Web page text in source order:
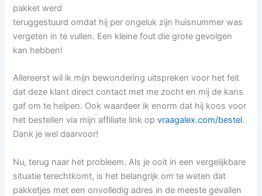
pakket werd
teruggestuurd omdat hij per ongeluk zijn huisnummer was
vergeten in te vullen. Een kleine fout die grote gevolgen
kan hebben!
Allereerst wil ik mijn bewondering uitspreken voor het feit
dat deze klant direct contact met me zocht en mij de kans
gaf om te helpen. Ook waardeer ik enorm dat hij koos voor
het bestellen via mijn affiliate link opvraagalex.com/bestel.
Dank je wel daarvoor!
Nu, terug naar het probleem. Als je ooit in een vergelijkbare
situatie terechtkomt, is het belangrijk om te weten dat
pakketjes met een onvolledig adres in de meeste gevallen